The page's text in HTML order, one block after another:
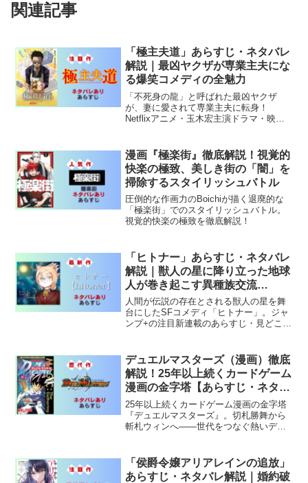
関連記事
「極主夫道」あらすじ・ネタバレ
解説｜最凶ヤクザが専業主夫にな
る爆笑コメディの全魅力
「不死身の龍」と呼ばれた最凶ヤクザ
が、妻に愛されて専業主夫に転身！
Netflixアニメ・玉木宏主演ドラマ・映画
漫画『極楽街』徹底解説！視覚的
快楽の極致、美しき街の「闇」を
掃除するスタイリッシュバトル
圧倒的な作画力のBoichiが描く退廃的な
「極楽街」でのスタイリッシュバトル。
視覚的快楽の極致を徹底解説！
「ヒトナー」あらすじ・ネタバレ
解説｜獣人の星に降り立った地球
人が巻き起こす異種族交流
SF【少年ジャンプ+】
人間が伝説の存在とされる獣人の星を舞
台にしたSFコメディ「ヒトナー」。ジャ
ンプ+の注目新連載のあらすじ・見どころ
デュエルマスターズ（漫画）徹底
解説！25年以上続くカードゲーム
漫画の金字塔【あらすじ・ネタバ
レ・全シリーズ考察】
25年以上続くカードゲーム漫画の金字塔
『デュエルマスターズ』。切札勝舞から
斬札ウィンへ——世代をつなぐ熱いデュ
「侯爵令嬢アリアレインの追放」
あらすじ・ネタバレ解説｜婚約破